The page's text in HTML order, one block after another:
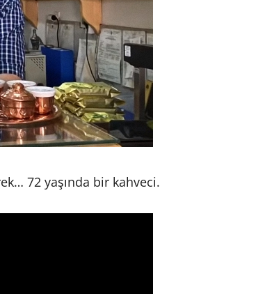
72 yaşında bir kahveci.